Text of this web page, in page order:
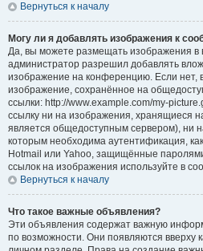
Вернуться к началу
Могу ли я добавлять изображения к
Да, вы можете размещать изображения в
администратор разрешил добавлять
изображение на конференцию. Если нет,
изображение, сохранённое на
ссылки: http://www.example.com/my-
ссылку ни на изображения, хранящиеся
является общедоступным сервером), ни
которым необходима аутентификация,
Hotmail или Yahoo, защищённые
ссылок на изображения используйте в
Вернуться к началу
Что такое важные объявления?
Эти объявления содержат важную
по возможности. Они появляются вверху